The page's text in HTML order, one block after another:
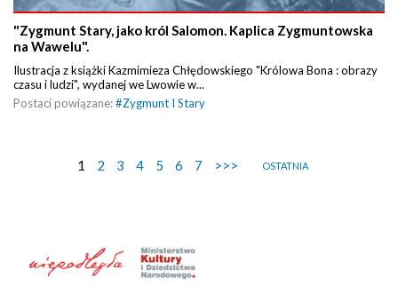
"Zygmunt Stary, jako król Salomon. Kaplica Zygmuntowska
na Wawelu".
Ilustracja z książki Kazmimieza Chłędowskiego "Królowa Bona : obrazy
czasu i ludzi", wydanej we Lwowie w...
Postaci powiązane:#Zygmunt I Stary
1 2 3 4 5 6 7 >>> OSTATNIA